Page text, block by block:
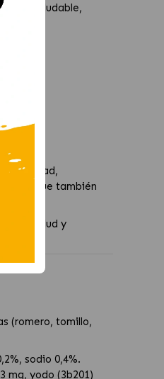
saludable,
calidad,
sino que también
su salud y
(romero, tomillo,
sodio 0,4%.
mg, yodo (3b201)